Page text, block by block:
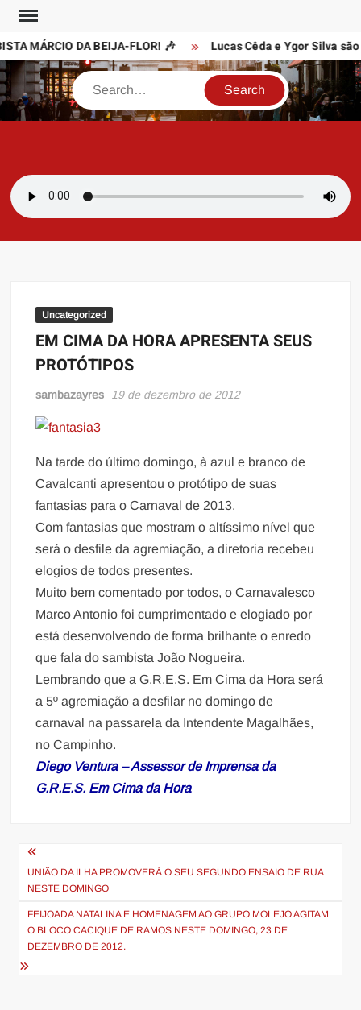
Skip
content
MÁRCIO DA BEIJA-FLOR! 🎶 Lucas Cêda e Ygor Silva são
Search
Uncategorized
EM CIMA DA HORA APRESENTA SEUS
PROTÓTIPOS
sambazayres 19 de dezembro de 2012
Na tarde do último domingo, à azul e branco de
Cavalcanti apresentou o protótipo de suas
fantasias para o Carnaval de 2013.
Com fantasias que mostram o altíssimo nível que
será o desfile da agremiação, a diretoria recebeu
elogios de todos presentes.
Muito bem comentado por todos, o Carnavalesco
Marco Antonio foi cumprimentado e elogiado por
está desenvolvendo de forma brilhante o enredo
que fala do sambista João Nogueira.
Lembrando que a G.R.E.S. Em Cima da Hora será
a 5º agremiação a desfilar no domingo de
carnaval na passarela da Intendente Magalhães,
no Campinho.
Diego Ventura – Assessor de Imprensa da
G.R.E.S. Em Cima da Hora
Navegação
de
Post
UNIÃO DA ILHA PROMOVERÁ O SEU SEGUNDO ENSAIO DE RUA
NESTE DOMINGO
FEIJOADA NATALINA E HOMENAGEM AO GRUPO MOLEJO AGITAM
O BLOCO CACIQUE DE RAMOS NESTE DOMINGO, 23 DE
DEZEMBRO DE 2012.